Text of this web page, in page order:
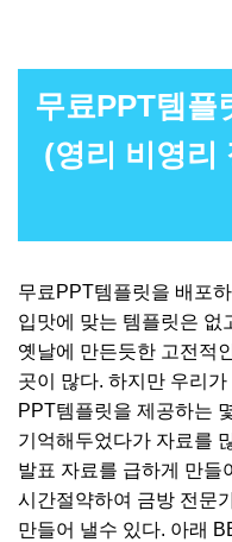
무료PPT템플
(영리 비영리
무료PPT템플릿을 배포
입맛에 맞는 템플릿은 없
옛날에 만든듯한 고전적
곳이 많다. 하지만 우리
PPT템플릿을 제공하는
기억해두었다가 자료를
발표 자료를 급하게 만들
시간절약하여 금방 전문
만들어 낼수 있다. 아래